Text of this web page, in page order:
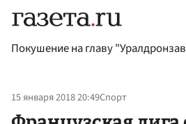
Покушение на главу
15 января 2018 20:49Спорт